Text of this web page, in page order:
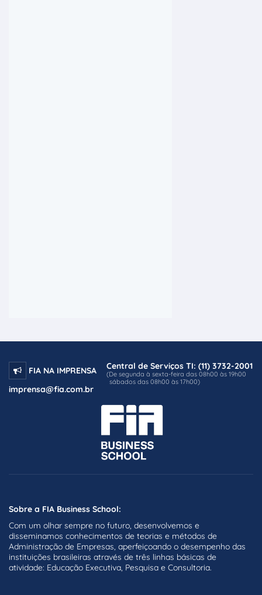
FIA NA IMPRENSA
imprensa@fia.com.br
Central de Serviços TI: (11) 3732-2001
(De segunda à sexta-feira das 08h00 às 19h00
sábados das 08h00 às 17h00)
Sobre a FIA Business School:
Com um olhar sempre no futuro, desenvolvemos e
disseminamos conhecimentos de teorias e métodos de
Administração de Empresas, aperfeiçoando o desempenho das
instituições brasileiras através de três linhas básicas de
atividade: Educação Executiva, Pesquisa e Consultoria.